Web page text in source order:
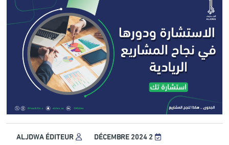
2 DÉCEMBRE 2024
ALJDWA ÉDITEUR